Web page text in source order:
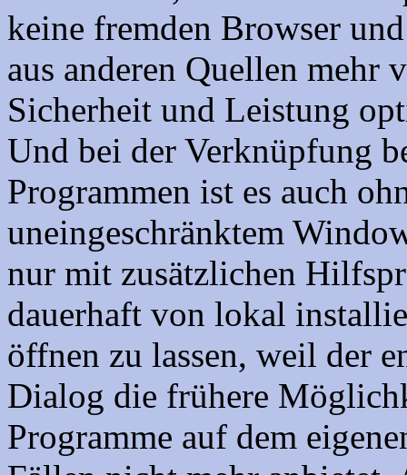
keine fremden Browser
aus anderen Quellen mehr
Sicherheit und Leistung
Und bei der Verknüpfung
Programmen ist es auch
uneingeschränktem
nur mit zusätzlichen
dauerhaft von lokal
öffnen zu lassen, weil der
Dialog die frühere
Programme auf dem